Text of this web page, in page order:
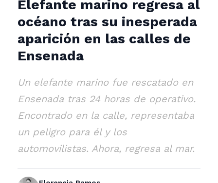
Elefante marino regresa al
océano tras su inesperada
aparición en las calles de
Ensenada
Un elefante marino fue rescatado en
Ensenada tras 24 horas de operativo.
Encontrado en la calle, representaba
un peligro para él y los
automovilistas. Ahora, regresa al mar.